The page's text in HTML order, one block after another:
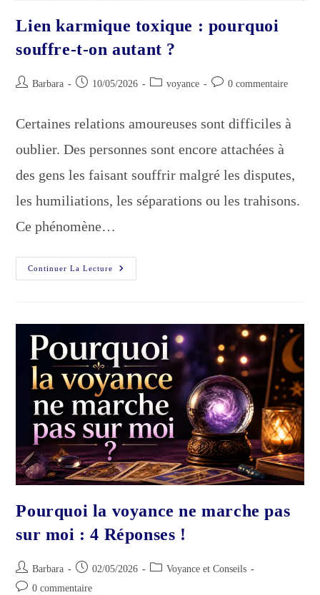
Lien karmique toxique : pourquoi
souffre-t-on autant ?
Auteur/autrice
publication :
Barbara
Publication
10/05/2026
Postvoyance
Commentaires
publication :
0 commentaire
Certaines relations amoureuses sont difficiles à
oublier. Des personnes sont encore attachées à
des gens les faisant souffrir malgré les disputes,
les humiliations, les séparations ou les trahisons.
Ce phénomène…
Continuer La Lecture
Lien
Karmique
Autant
?
Pourquoi la voyance ne marche pas
sur moi : 4 Réponses !
Auteur/autrice
de
Barbara
Publication
publiée :
02/05/2026
PostVoyance et Conseils
Commentaires
0 commentaire